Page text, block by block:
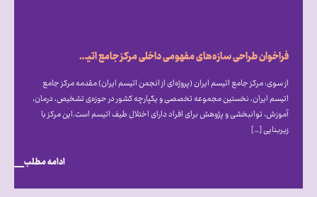
فراخوان طراحی سازه‌های مفهومی داخلی مرکز جامع اتیسم ایران روایتی از امید، تفاوت و درک متقابل
از سوی: مرکز جامع اتیسم ایران (پروژه‌ای از انجمن اتیسم ایران) مقدمه مرکز جامع
اتیسم ایران، نخستین مجموعه تخصصی و یکپارچه کشور در حوزه‌ی تشخیص، درمان،
آموزش، توانبخشی و پژوهش برای افراد دارای اختلال طیف اتیسم است.این مرکز با
زیربنایی […]
ادامه مطلب